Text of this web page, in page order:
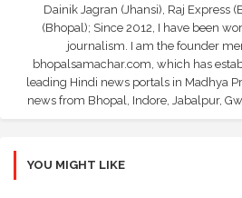
Dainik Jagran (Jhansi), Raj Express
(Bhopal); Since 2012, I have been
journalism. I am the founder
bhopalsamachar.com, which has
leading Hindi news portals in Madhya
news from Bhopal, Indore, Jabalpur,
YOU MIGHT LIKE